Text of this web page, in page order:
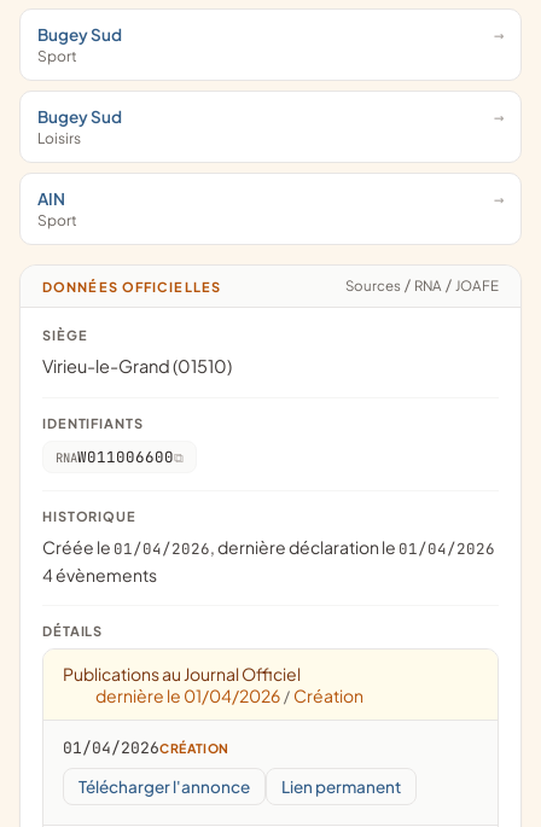
Bugey Sud
Sport
Bugey Sud
Loisirs
AIN
Sport
DONNÉES OFFICIELLES Sources / RNA / JOAFE
SIÈGE
Virieu-le-Grand (01510)
IDENTIFIANTS
RNAW011006600
HISTORIQUE
Créée le 01/04/2026, dernière déclaration le 01/04/2026
4 évènements
DÉTAILS
Publications au Journal Officiel
dernière le 01/04/2026 / Création
01/04/2026CRÉATION
Télécharger l'annonce Lien permanent